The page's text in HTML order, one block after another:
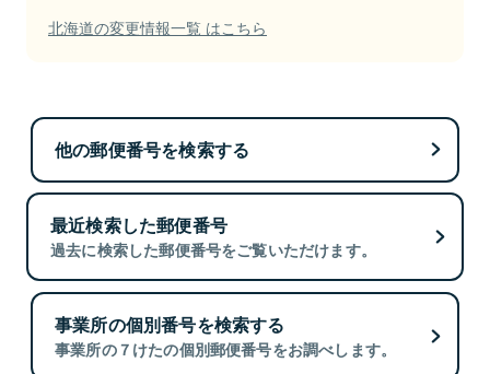
北海道の変更情報一覧 はこちら
他の郵便番号を検索する
最近検索した郵便番号
過去に検索した郵便番号をご覧いただけます。
事業所の個別番号を検索する
事業所の７けたの個別郵便番号をお調べします。